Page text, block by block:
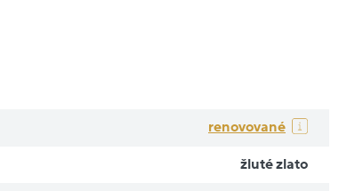
renovované
žluté zlato